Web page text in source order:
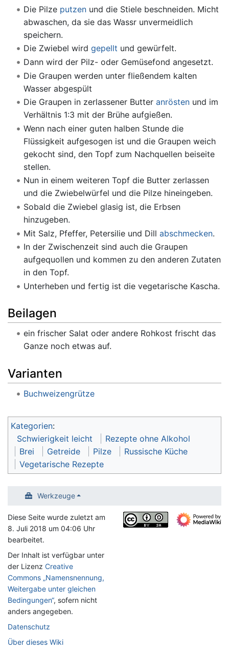
Die Pilze putzenund die Stiele beschneiden. Micht
abwaschen, da sie das Wassr unvermeidlich
speichern.
Die Zwiebel wird gepellt und gewürfelt.
Dann wird der Pilz- oder Gemüsefond angesetzt.
Die Graupen werden unter fließendem kalten
Wasser abgespült
Die Graupen in zerlassener Butter anröstenund im
Verhältnis 1:3 mit der Brühe aufgießen.
Wenn nach einer guten halben Stunde die
Flüssigkeit aufgesogen ist und die Graupen weich
gekocht sind, den Topf zum Nachquellen beiseite
stellen.
Nun in einem weiteren Topf die Butter zerlassen
und die Zwiebelwürfel und die Pilze hineingeben.
Sobald die Zwiebel glasig ist, die Erbsen
hinzugeben.
Mit Salz, Pfeffer, Petersilie und Dill abschmecken.
In der Zwischenzeit sind auch die Graupen
aufgequollen und kommen zu den anderen Zutaten
in den Topf.
Unterheben und fertig ist die vegetarische Kascha.
Beilagen
ein frischer Salat oder andere Rohkost frischt das
Ganze noch etwas auf.
Varianten
Buchweizengrütze
Kategorien:
Schwierigkeit leicht
Rezepte ohne Alkohol
Brei
Getreide Pilze
Russische Küche
Vegetarische Rezepte
Werkzeuge
Diese Seite wurde zuletzt am
8. Juli 2018 um 04:06 Uhr
bearbeitet.
Der Inhalt ist verfügbar unter
der Lizenz Creative
Commons „Namensnennung,
Weitergabe unter gleichen
Bedingungen“, sofern nicht
anders angegeben.
Datenschutz
Über dieses Wiki